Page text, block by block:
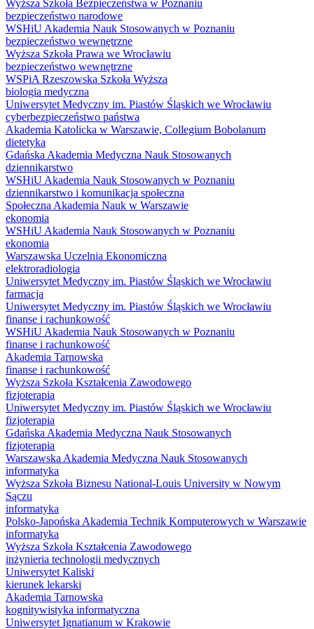
Wyższa Szkoła Bezpieczeństwa w Poznaniu
bezpieczeństwo narodowe
WSHiU Akademia Nauk Stosowanych w Poznaniu
bezpieczeństwo wewnętrzne
Wyższa Szkoła Prawa we Wrocławiu
bezpieczeństwo wewnętrzne
WSPiA Rzeszowska Szkoła Wyższa
biologia medyczna
Uniwersytet Medyczny im. Piastów Śląskich we Wrocławiu
cyberbezpieczeństwo państwa
Akademia Katolicka w Warszawie, Collegium Bobolanum
dietetyka
Gdańska Akademia Medyczna Nauk Stosowanych
dziennikarstwo
WSHiU Akademia Nauk Stosowanych w Poznaniu
dziennikarstwo i komunikacja społeczna
Społeczna Akademia Nauk w Warszawie
ekonomia
WSHiU Akademia Nauk Stosowanych w Poznaniu
ekonomia
Warszawska Uczelnia Ekonomiczna
elektroradiologia
Uniwersytet Medyczny im. Piastów Śląskich we Wrocławiu
farmacja
Uniwersytet Medyczny im. Piastów Śląskich we Wrocławiu
finanse i rachunkowość
WSHiU Akademia Nauk Stosowanych w Poznaniu
finanse i rachunkowość
Akademia Tarnowska
finanse i rachunkowość
Wyższa Szkoła Kształcenia Zawodowego
fizjoterapia
Uniwersytet Medyczny im. Piastów Śląskich we Wrocławiu
fizjoterapia
Gdańska Akademia Medyczna Nauk Stosowanych
fizjoterapia
Warszawska Akademia Medyczna Nauk Stosowanych
informatyka
Wyższa Szkoła Biznesu National-Louis University w Nowym
Sączu
informatyka
Polsko-Japońska Akademia Technik Komputerowych w Warszawie
informatyka
Wyższa Szkoła Kształcenia Zawodowego
inżynieria technologii medycznych
Uniwersytet Kaliski
kierunek lekarski
Akademia Tarnowska
kognitywistyka informatyczna
Uniwersytet Ignatianum w Krakowie